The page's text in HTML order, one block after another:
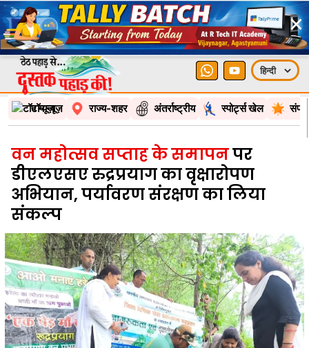
×
टॉप न्यूज़ राज्य-शहर अंतर्राष्ट्रीय स्पोर्ट्स खेल
वन महोत्सव सप्ताह के समापनपर
डीएलएसए रुद्रप्रयाग का वृक्षारोपण
अभियान, पर्यावरण संरक्षण का लिया
संकल्प